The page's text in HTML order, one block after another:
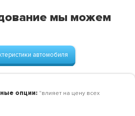
мы можем
автомобиля
опции: "влияет на цену всех